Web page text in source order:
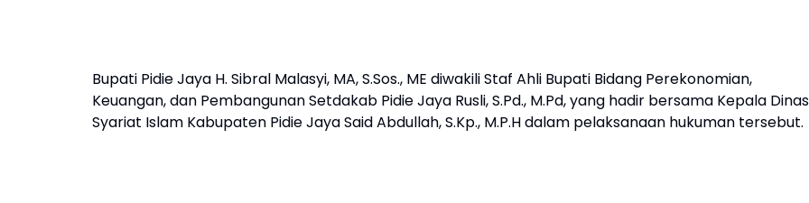
Bupati Pidie Jaya H. Sibral Malasyi, MA, S.Sos., ME diwakili Staf Ahli Bupati Bidang Perekonomian,
Keuangan, dan Pembangunan Setdakab Pidie Jaya Rusli, S.Pd., M.Pd, yang hadir bersama Kepala Dinas
Syariat Islam Kabupaten Pidie Jaya Said Abdullah, S.Kp., M.P.H dalam pelaksanaan hukuman tersebut.